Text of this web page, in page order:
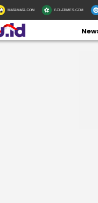
MATAMATA.COM BOLATIMES.COM